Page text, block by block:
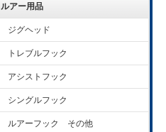
ルアー用品
ジグヘッド
トレブルフック
アシストフック
シングルフック
ルアーフック その他